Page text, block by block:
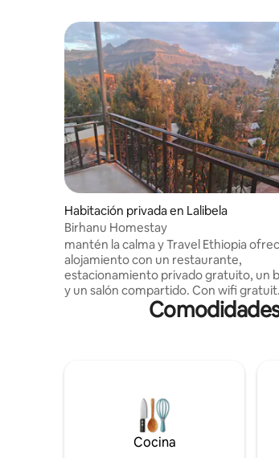
Habitación privada en Lalibela
Birhanu Homestay
mantén la calma y Travel Ethiopia ofrece
alojamiento con un restaurante,
estacionamiento privado gratuito, un
y un salón compartido. Con wifi gratuito,
este hotel de 3 estrellas ofrece
de habitaciones y un cajero
de traslado al aeropuerto.
Cocina